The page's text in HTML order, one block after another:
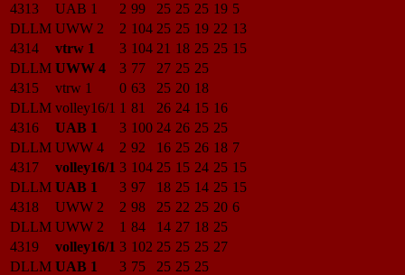
4313
UAB 1 2 99 25 25 25 19 5
DLLM UWW 2 2 104 25 25 19 22 13
4314
vtrw 1 3 104 21 18 25 25 15
DLLM UWW 4 3 77 27 25 25
4315
vtrw 1 0 63 25 20 18
DLLM volley16/1 1 81 26 24 15 16
4316
UAB 1 3 100 24 26 25 25
DLLM UWW 4 2 92 16 25 26 18 7
4317
volley16/1 3 104 25 15 24 25 15
DLLM UAB 1 3 97 18 25 14 25 15
4318
UWW 2 2 98 25 22 25 20 6
DLLM UWW 2 1 84 14 27 18 25
4319
volley16/1 3 102 25 25 25 27
DLLM UAB 1 3 75 25 25 25